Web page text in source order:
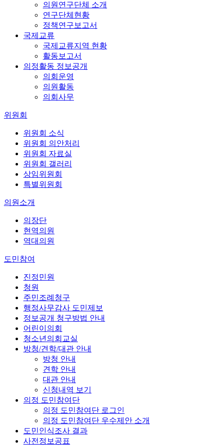
의원연구단체 소개
연구단체현황
정책연구보고서
국제교류
국제교류지역 현황
활동보고서
의정활동 정보공개
의회운영
의원활동
의회사무
위원회
위원회 소식
위원회 의안처리
위원회 자료실
위원회 갤러리
상임위원회
특별위원회
의원소개
의장단
현역의원
역대의원
도민참여
진정민원
청원
주민조례청구
행정사무감사 도민제보
정보공개 청구방법 안내
어린이의회
청소년의회교실
방청/견학/대관 안내
방청 안내
견학 안내
대관 안내
신청내역 보기
의정 도민참여단
의정 도민참여단 로그인
의정 도민참여단 우수제안 소개
도민인식조사 결과
사전정보공표